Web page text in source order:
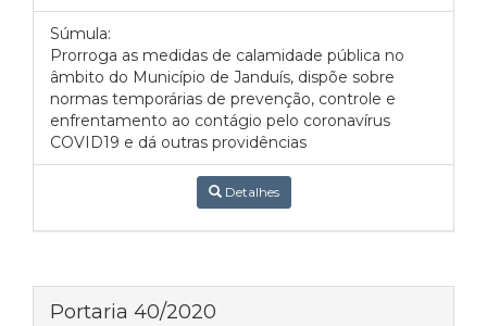
Súmula:
Prorroga as medidas de calamidade pública no
âmbito do Município de Janduís, dispõe sobre
normas temporárias de prevenção, controle e
enfrentamento ao contágio pelo coronavírus
COVID19 e dá outras providências
Detalhes
Portaria 40/2020